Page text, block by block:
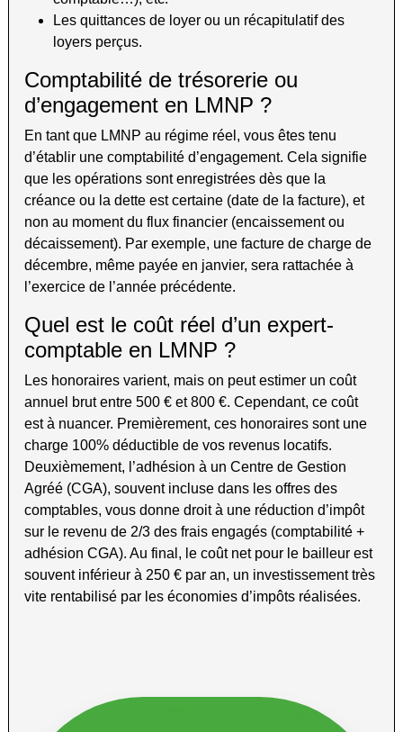
Les quittances de loyer ou un récapitulatif des
loyers perçus.
Comptabilité de trésorerie ou
d’engagement en LMNP ?
En tant que LMNP au régime réel, vous êtes tenu
d’établir une comptabilité d’engagement. Cela signifie
que les opérations sont enregistrées dès que la
créance ou la dette est certaine (date de la facture), et
non au moment du flux financier (encaissement ou
décaissement). Par exemple, une facture de charge de
décembre, même payée en janvier, sera rattachée à
l’exercice de l’année précédente.
Quel est le coût réel d’un expert-
comptable en LMNP ?
Les honoraires varient, mais on peut estimer un coût
annuel brut entre 500 € et 800 €. Cependant, ce coût
est à nuancer. Premièrement, ces honoraires sont une
charge 100% déductible de vos revenus locatifs.
Deuxièmement, l’adhésion à un Centre de Gestion
Agréé (CGA), souvent incluse dans les offres des
comptables, vous donne droit à une réduction d’impôt
sur le revenu de 2/3 des frais engagés (comptabilité +
adhésion CGA). Au final, le coût net pour le bailleur est
souvent inférieur à 250 € par an, un investissement très
vite rentabilisé par les économies d’impôts réalisées.